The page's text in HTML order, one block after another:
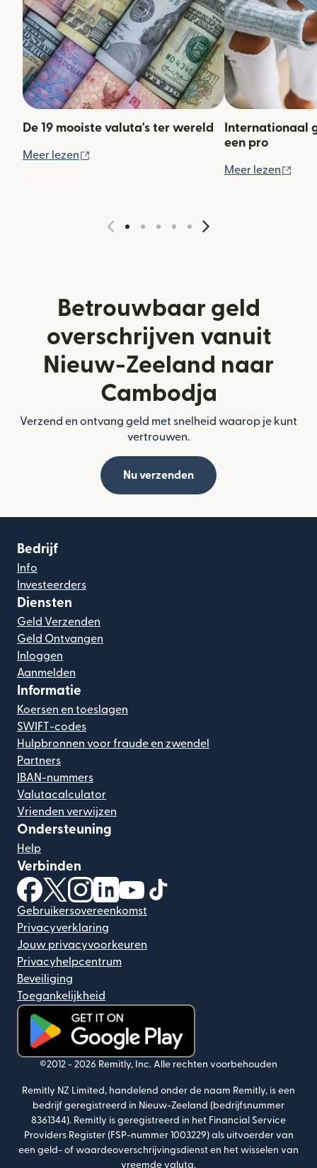
De 19 mooiste valuta's ter wereld
Meer lezen (wordt geopend in een nieuw venster)
Internationaal
een pro
Meer lezen
Betrouwbaar geld
overschrijven vanuit
Nieuw-Zeeland naar
Cambodja
Verzend en ontvang geld met snelheid waarop je kunt
vertrouwen.
Nu verzenden
Bedrijf
Info
Investeerders
Diensten
Geld Verzenden
Geld Ontvangen
Inloggen
Aanmelden
Informatie
Koersen en toeslagen
SWIFT-codes
Hulpbronnen voor fraude en zwendel
Partners
IBAN-nummers
Valutacalculator
Vrienden verwijzen
Ondersteuning
Help
Verbinden
(wordt geopend in een nieuw venster)
(wordt geopend in een nieuw venster)
(wordt geopend in een nieuw venster)
(wordt geopend in een nieuw venster)
(wordt geopend in een nieuw
Gebruikersovereenkomst
Privacyverklaring
Jouw privacyvoorkeuren
Privacyhelpcentrum
Beveiliging
Toegankelijkheid
(wordt geopend in een nieuw venster)
©2012 - 2026 Remitly, Inc. Alle rechten voorbehouden
Remitly NZ Limited, handelend onder de naam Remitly, is een
bedrijf geregistreerd in Nieuw-Zeeland (bedrijfsnummer
8361344). Remitly is geregistreerd in het Financial Service
Providers Register (FSP-nummer 1003229) als uitvoerder van
een geld- of waardeoverschrijvingsdienst en het wisselen van
vreemde valuta.